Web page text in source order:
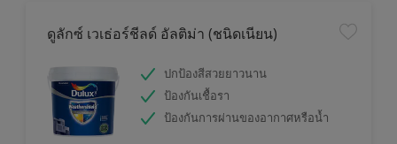
ดูลักซ์ เวเธ่อร์ชีลด์ อัลติม่า (ชนิดเนียน)
ปกป้องสีสวยยาวนาน
ป้องกันเชื้อรา
ป้องกันการผ่านของอากาศหรือน้ำ